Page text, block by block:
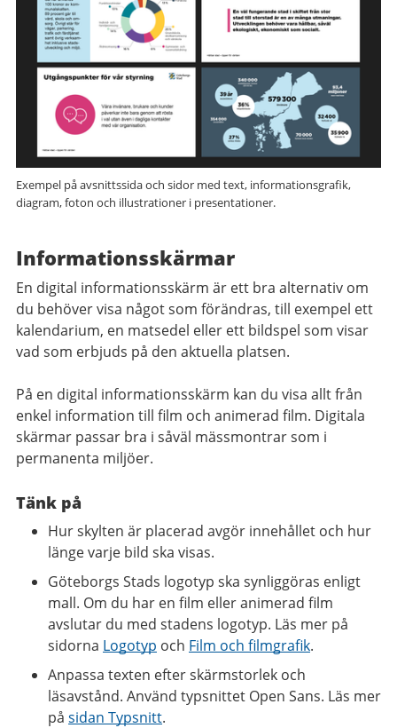
Exempel på avsnittssida och sidor med text, informationsgrafik,
diagram, foton och illustrationer i presentationer.
Informationsskärmar
En digital informationsskärm är ett bra alternativ om
du behöver visa något som förändras, till exempel ett
kalendarium, en matsedel eller ett bildspel som visar
vad som erbjuds på den aktuella platsen.
På en digital informationsskärm kan du visa allt från
enkel information till film och animerad film. Digitala
skärmar passar bra i såväl mässmontrar som i
permanenta miljöer.
Tänk på
Hur skylten är placerad avgör innehållet och hur
länge varje bild ska visas.
Göteborgs Stads logotyp ska synliggöras enligt
mall. Om du har en film eller animerad film
avslutar du med stadens logotyp. Läs mer på
sidorna Logotyp och Film och filmgrafik.
Anpassa texten efter skärmstorlek och
läsavstånd. Använd typsnittet Open Sans. Läs mer
på sidan Typsnitt.